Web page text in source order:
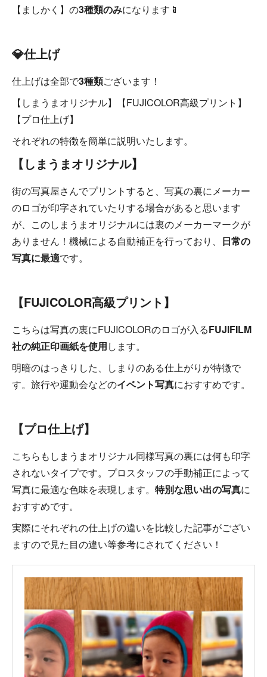
【ましかく】の3種類のみになります📱
💎仕上げ
仕上げは全部で3種類ございます！
【しまうまオリジナル】【FUJICOLOR高級プリント】
【プロ仕上げ】
それぞれの特徴を簡単に説明いたします。
【しまうまオリジナル】
街の写真屋さんでプリントすると、写真の裏にメーカー
のロゴが印字されていたりする場合があると思います
が、このしまうまオリジナルには裏のメーカーマークが
ありません！機械による自動補正を行っており、 日常の
写真に最適です。
【FUJICOLOR高級プリント】
こちらは写真の裏にFUJICOLORのロゴが入るFUJIFILM
社の純正印画紙を使用します。
明暗のはっきりした、しまりのある仕上がりが特徴で
す。旅行や運動会などのイベント写真におすすめです。
【プロ仕上げ】
こちらもしまうまオリジナル同様写真の裏には何も印字
されないタイプです。プロスタッフの手動補正によって
写真に最適な色味を表現します。 特別な思い出の写真に
おすすめです。
実際にそれぞれの仕上げの違いを比較した記事がござい
ますので見た目の違い等参考にされてください！